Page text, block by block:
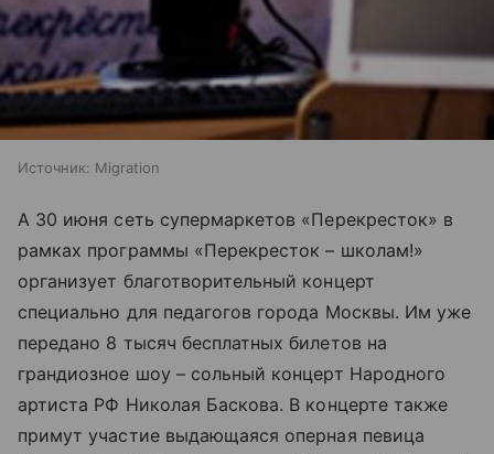
Источник: Migration
А 30 июня сеть супермаркетов «Перекресток» в
рамках программы «Перекресток – школам!»
организует благотворительный концерт
специально для педагогов города Москвы. Им уже
передано 8 тысяч бесплатных билетов на
грандиозное шоу – сольный концерт Народного
артиста РФ Николая Баскова. В концерте также
примут участие выдающаяся оперная певица